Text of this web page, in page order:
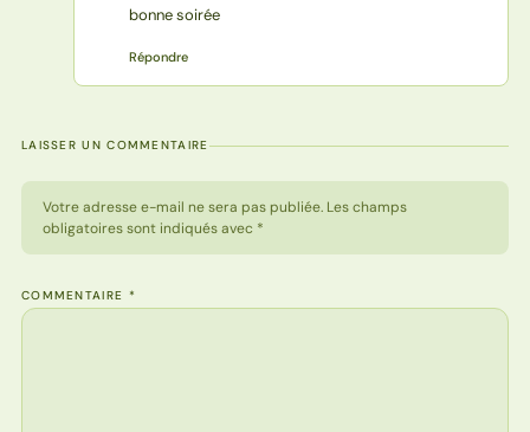
bonne soirée
Répondre
LAISSER UN COMMENTAIRE
Votre adresse e-mail ne sera pas publiée. Les champs
obligatoires sont indiqués avec *
COMMENTAIRE *